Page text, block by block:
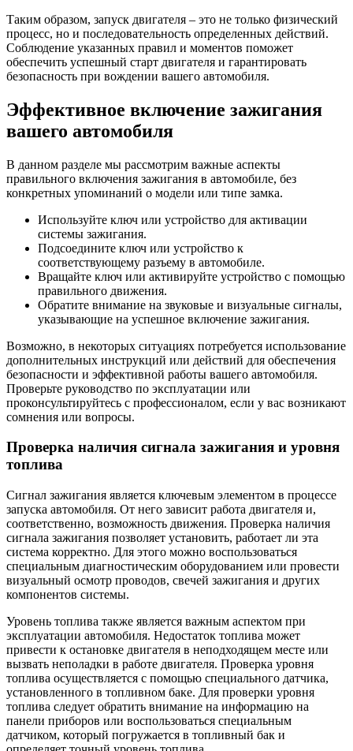
Таким образом, запуск двигателя – это не только физический
процесс, но и последовательность определенных действий.
Соблюдение указанных правил и моментов поможет
обеспечить успешный старт двигателя и гарантировать
безопасность при вождении вашего автомобиля.
Эффективное включение зажигания
вашего автомобиля
В данном разделе мы рассмотрим важные аспекты
правильного включения зажигания в автомобиле, без
конкретных упоминаний о модели или типе замка.
Используйте ключ или устройство для активации
системы зажигания.
Подсоедините ключ или устройство к
соответствующему разъему в автомобиле.
Вращайте ключ или активируйте устройство с помощью
правильного движения.
Обратите внимание на звуковые и визуальные сигналы,
указывающие на успешное включение зажигания.
Возможно, в некоторых ситуациях потребуется использование
дополнительных инструкций или действий для обеспечения
безопасности и эффективной работы вашего автомобиля.
Проверьте руководство по эксплуатации или
проконсультируйтесь с профессионалом, если у вас возникают
сомнения или вопросы.
Проверка наличия сигнала зажигания и уровня
топлива
Сигнал зажигания является ключевым элементом в процессе
запуска автомобиля. От него зависит работа двигателя и,
соответственно, возможность движения. Проверка наличия
сигнала зажигания позволяет установить, работает ли эта
система корректно. Для этого можно воспользоваться
специальным диагностическим оборудованием или провести
визуальный осмотр проводов, свечей зажигания и других
компонентов системы.
Уровень топлива также является важным аспектом при
эксплуатации автомобиля. Недостаток топлива может
привести к остановке двигателя в неподходящем месте или
вызвать неполадки в работе двигателя. Проверка уровня
топлива осуществляется с помощью специального датчика,
установленного в топливном баке. Для проверки уровня
топлива следует обратить внимание на информацию на
панели приборов или воспользоваться специальным
датчиком, который погружается в топливный бак и